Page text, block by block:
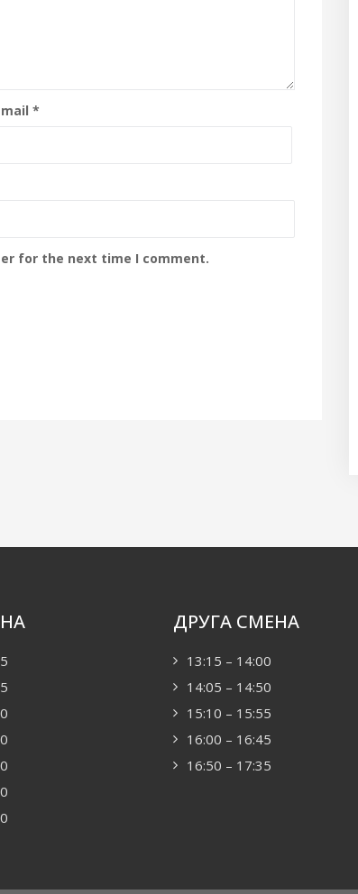
*
for the next time I comment.
ДРУГА СМЕНА
13:15 – 14:00
14:05 – 14:50
15:10 – 15:55
16:00 – 16:45
16:50 – 17:35